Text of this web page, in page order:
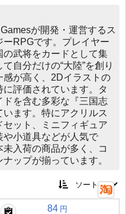
が開発・運営するス
RPGです。プレイヤー
武将をカードとして集
自分だけの“大陸”を創り
が高く、2Dイラストの
評価されています。タ
を含む多彩な『三国志
ます。特にアクリルス
ット、ミニフィギュア
小道具などが人気で
入荷の商品が多く、コ
ップが揃っています。
84 円